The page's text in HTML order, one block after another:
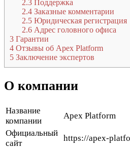
2.3 Поддержка
2.4 Заказные комментарии
2.5 Юридическая регистрация
2.6 Адрес головного офиса
3 Гарантии
4 Отзывы об Apex Platform
5 Заключение экспертов
О компании
Название
компании
Apex Platform
Официальный
сайт
https://apex-